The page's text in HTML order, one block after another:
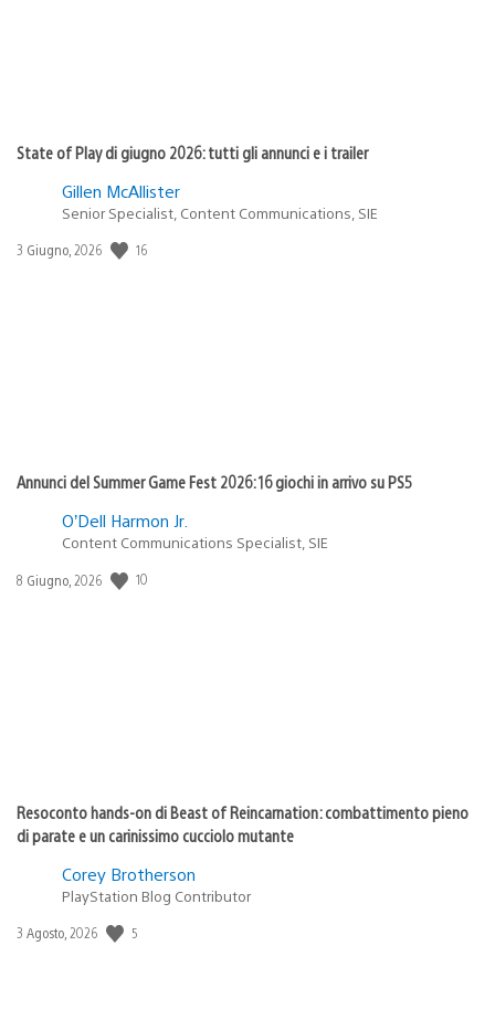
State of Play di giugno 2026: tutti gli annunci e i trailer
Gillen McAllister
Senior Specialist, Content Communications, SIE
Data
3 Giugno, 2026 16
Annunci del Summer Game Fest 2026: 16 giochi in arrivo su PS5
O’Dell Harmon Jr.
Content Communications Specialist, SIE
Data
8 Giugno, 2026 10
Resoconto hands-on di Beast of Reincarnation: combattimento pieno
di parate e un carinissimo cucciolo mutante
Corey Brotherson
PlayStation Blog Contributor
Data
3 Agosto, 2026 5